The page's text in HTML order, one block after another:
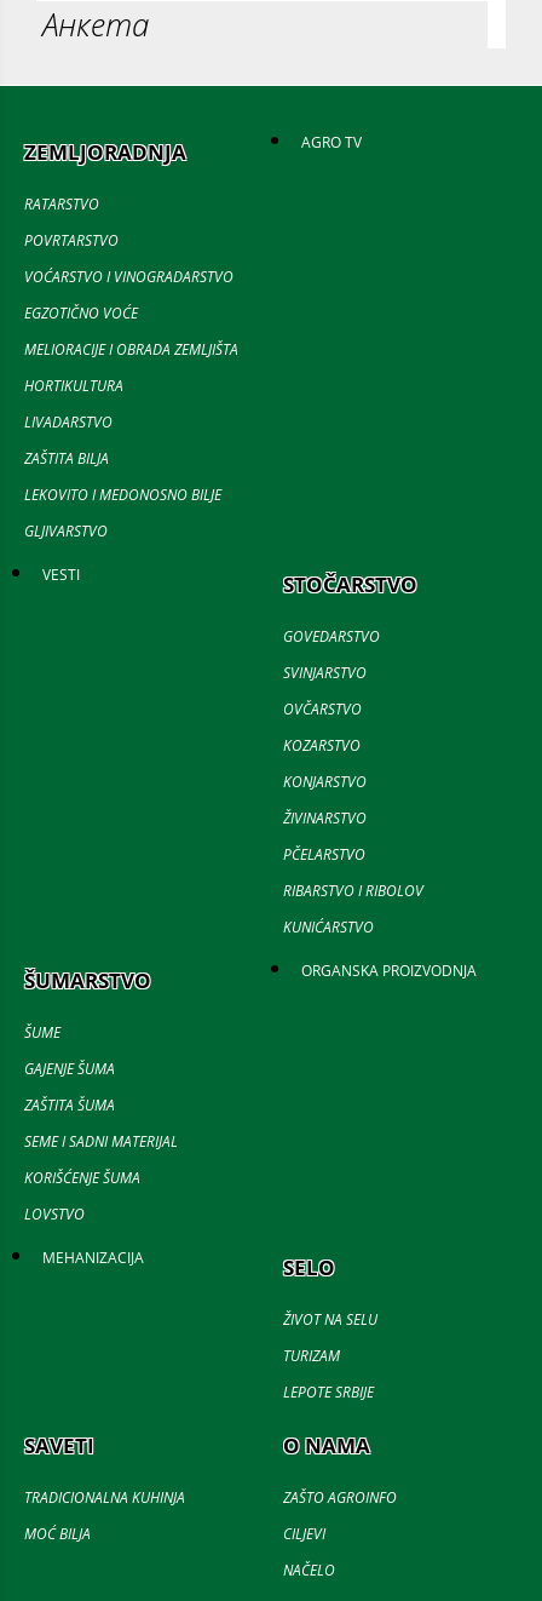
Анкета
ZEMLJORADNJA
RATARSTVO
POVRTARSTVO
VOĆARSTVO I VINOGRADARSTVO
EGZOTIČNO VOĆE
MELIORACIJE I OBRADA ZEMLJIŠTA
HORTIKULTURA
LIVADARSTVO
ZAŠTITA BILJA
LEKOVITO I MEDONOSNO BILJE
GLJIVARSTVO
AGRO TV
VESTI STOČARSTVO
GOVEDARSTVO
SVINJARSTVO
OVČARSTVO
KOZARSTVO
KONJARSTVO
ŽIVINARSTVO
PČELARSTVO
RIBARSTVO I RIBOLOV
KUNIĆARSTVO
ŠUMARSTVO
ŠUME
GAJENJE ŠUMA
ZAŠTITA ŠUMA
SEME I SADNI MATERIJAL
KORIŠĆENJE ŠUMA
LOVSTVO
ORGANSKA PROIZVODNJA
MEHANIZACIJA SELO
ŽIVOT NA SELU
TURIZAM
LEPOTE SRBIJE
SAVETI
TRADICIONALNA KUHINJA
MOĆ BILJA
O NAMA
ZAŠTO AGROINFO
CILJEVI
NAČELO